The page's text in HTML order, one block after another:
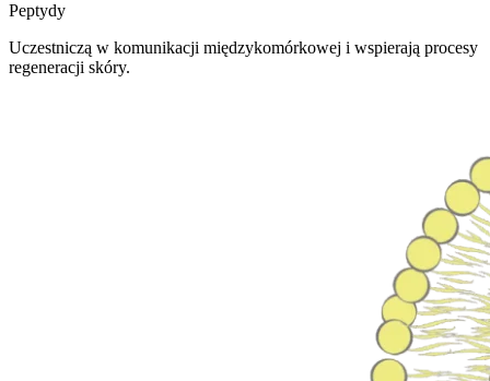
Peptydy
Uczestniczą w komunikacji międzykomórkowej i wspierają procesy
regeneracji skóry.